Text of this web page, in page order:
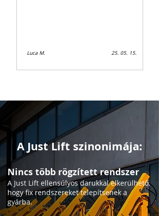
Luca M. 25. 05. 15.
A Just Lift szinonimája:
Nincs több rögzített rendszer
A Just Lift ellensúlyos darukkal elkerülhető,
hogy fix rendszereket telepítsenek a
gyárba.